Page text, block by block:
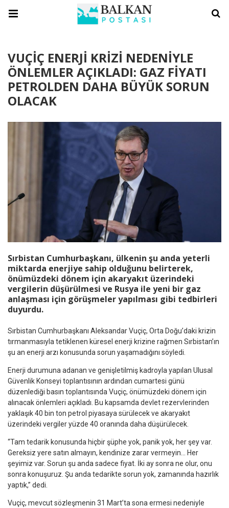
VUÇİÇ ENERJİ KRİZİ NEDENİYLE
ÖNLEMLER AÇIKLADI: GAZ FİYATI
PETROLDEN DAHA BÜYÜK SORUN
OLACAK
Sırbistan Cumhurbaşkanı, ülkenin şu anda yeterli
miktarda enerjiye sahip olduğunu belirterek,
önümüzdeki dönem için akaryakıt üzerindeki
vergilerin düşürülmesi ve Rusya ile yeni bir gaz
anlaşması için görüşmeler yapılması gibi tedbirleri
duyurdu.
Sırbistan Cumhurbaşkanı Aleksandar Vuçiç, Orta Doğu’daki krizin
tırmanmasıyla tetiklenen küresel enerji krizine rağmen Sırbistan’ın
şu an enerji arzı konusunda sorun yaşamadığını söyledi.
Enerji durumuna adanan ve genişletilmiş kadroyla yapılan Ulusal
Güvenlik Konseyi toplantısının ardından cumartesi günü
düzenlediği basın toplantısında Vuçiç, önümüzdeki dönem için
alınacak önlemleri açıkladı. Bu kapsamda devlet rezervlerinden
yaklaşık 40 bin ton petrol piyasaya sürülecek ve akaryakıt
üzerindeki vergiler yüzde 40 oranında daha düşürülecek.
“Tam tedarik konusunda hiçbir şüphe yok, panik yok, her şey var.
Gereksiz yere satın almayın, kendinize zarar vermeyin… Her
şeyimiz var. Sorun şu anda sadece fiyat. İki ay sonra ne olur, onu
sonra konuşuruz. Şu anda tedarikte sorun yok, zamanında hazırlık
yaptık,” dedi.
Vuçiç, mevcut sözleşmenin 31 Mart’ta sona ermesi nedeniyle